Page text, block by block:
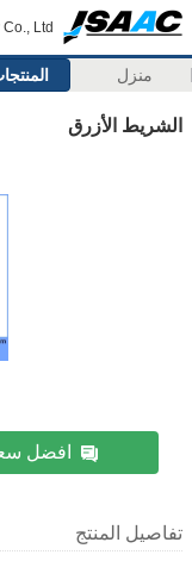
Ltd.
منزل
الشريط الأزرق
افضل
تفاصيل المنتج